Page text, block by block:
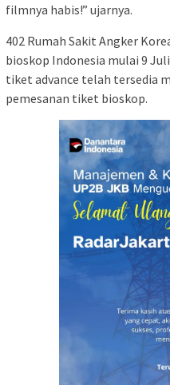
filmnya habis!” ujarnya.
402 Rumah Sakit Angker
bioskop Indonesia mulai 9
tiket advance telah tersedia
pemesanan tiket bioskop.